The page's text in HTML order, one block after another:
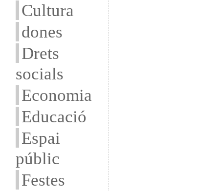
Cultura
dones
Drets
socials
Economia
Educació
Espai
públic
Festes